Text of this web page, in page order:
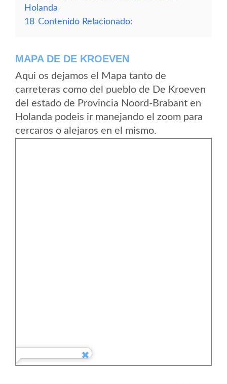
Holanda
18 Contenido Relacionado:
MAPA DE DE KROEVEN
Aqui os dejamos el Mapa tanto de
carreteras como del pueblo de De Kroeven
del estado de Provincia Noord-Brabant en
Holanda podeis ir manejando el zoom para
cercaros o alejaros en el mismo.